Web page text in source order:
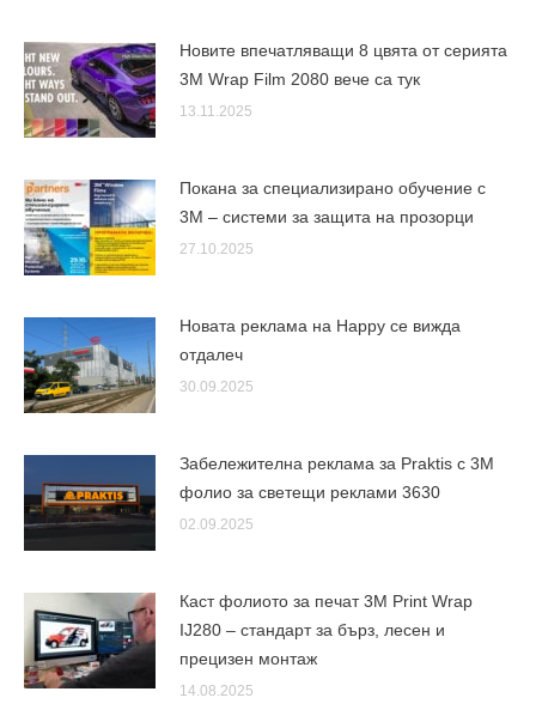
Новите впечатляващи 8 цвята от серията
3M Wrap Film 2080 вече са тук
13.11.2025
Покана за специализирано обучение с
3M – системи за защита на прозорци
27.10.2025
Новата реклама на Happy се вижда
отдалеч
30.09.2025
Забележителна реклама за Praktis с 3М
фолио за светещи реклами 3630
02.09.2025
Каст фолиото за печат 3M Print Wrap
IJ280 – стандарт за бърз, лесен и
прецизен монтаж
14.08.2025